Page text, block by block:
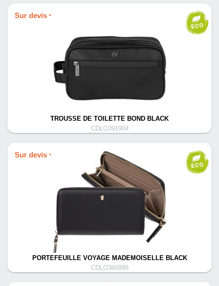
Sur devis *
TROUSSE DE TOILETTE BOND BLACK
CDLO391904
Sur devis *
PORTEFEUILLE VOYAGE MADEMOISELLE BLACK
CDLO360998